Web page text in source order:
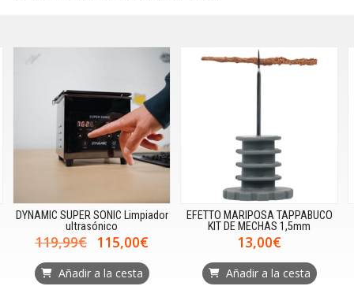
EFETTO MARIPOSA TAPPABUCO
KIT DE MECHAS 1,5mm
13,00€
Añadir a la cesta
Guía con imanes para
PARK TOOL
66,32€
Añadir a la cesta